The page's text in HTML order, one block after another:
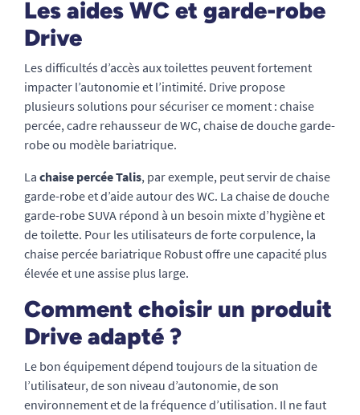
Les aides WC et garde-robe
Drive
Les difficultés d’accès aux toilettes peuvent fortement
impacter l’autonomie et l’intimité. Drive propose
plusieurs solutions pour sécuriser ce moment : chaise
percée, cadre rehausseur de WC, chaise de douche garde-
robe ou modèle bariatrique.
La chaise percée Talis, par exemple, peut servir de chaise
garde-robe et d’aide autour des WC. La chaise de douche
garde-robe SUVA répond à un besoin mixte d’hygiène et
de toilette. Pour les utilisateurs de forte corpulence, la
chaise percée bariatrique Robust offre une capacité plus
élevée et une assise plus large.
Comment choisir un produit
Drive adapté ?
Le bon équipement dépend toujours de la situation de
l’utilisateur, de son niveau d’autonomie, de son
environnement et de la fréquence d’utilisation. Il ne faut